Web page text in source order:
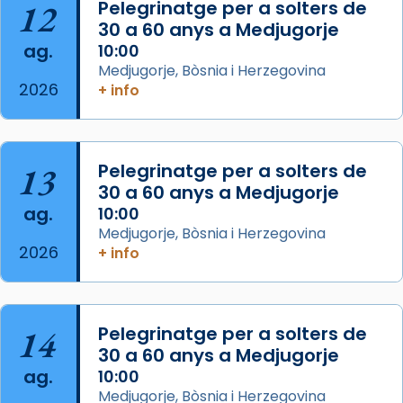
Arquebisbat de Barcelona
2 weeks ago
Memòria de les santes Juliana i
Semproniana, verges i màrtirs.
Semproniana (“relatiu a Semprònia =
eterna”) són deixebles seves. I l’any 1667, el
frare Joan Gaspar Roig, afirma en una obra
que les santes són filles de l’antiga Iluro.
Glòria”) fou composta el 1848 per Mn.
Manuel Blanch, amb aire d’òpera
italianitzant; s’interpreta per privilegi
12
ag.
2026
Pelegrinatge per a solters de
30 a 60 anys a Medjugorje
10:00
Medjugorje, Bòsnia i Herzegovina
+ info
13
ag.
2026
Pelegrinatge per a solters de
30 a 60 anys a Medjugorje
10:00
Medjugorje, Bòsnia i Herzegovina
+ info
14
ag.
Pelegrinatge per a solters de
30 a 60 anys a Medjugorje
10:00
Medjugorje, Bòsnia i Herzegovina